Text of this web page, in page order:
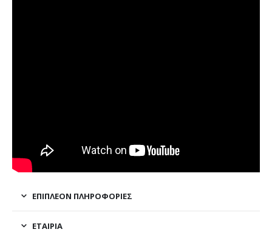
ΕΠΙΠΛΈΟΝ ΠΛΗΡΟΦΟΡΊΕΣ
ΕΤΑΙΡΊΑ